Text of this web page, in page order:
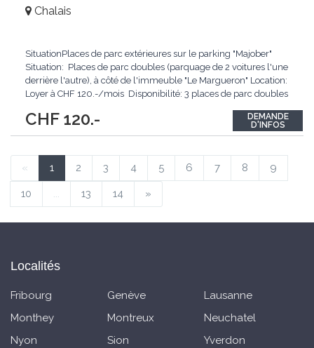
CHF 120.-
Chalais
SituationPlaces de parc extérieures sur le parking "Majober"
Situation: Places de parc doubles (parquage de 2 voitures l'une
derrière l'autre), à côté de l'immeuble "Le Margueron" Location:
Loyer à CHF 120.-/mois Disponibilité: 3 places de parc doubles
DEMANDE
D'INFOS
« 1 2 3 4 5 6 7 8 9
10 ... 13 14 »
Localités
Fribourg Genève
Lausanne
Monthey
Montreux
Neuchatel
Nyon
Sion Yverdon